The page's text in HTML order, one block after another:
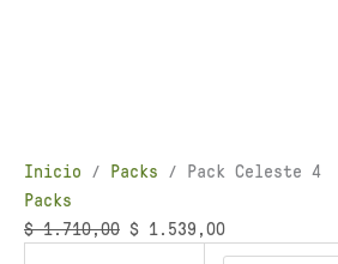
Inicio / Packs / Pack Celeste 4
Packs
$1.710,00 $ 1.539,00